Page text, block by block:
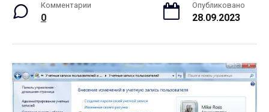
Комментарии
0
Опубликовано
28.09.2023